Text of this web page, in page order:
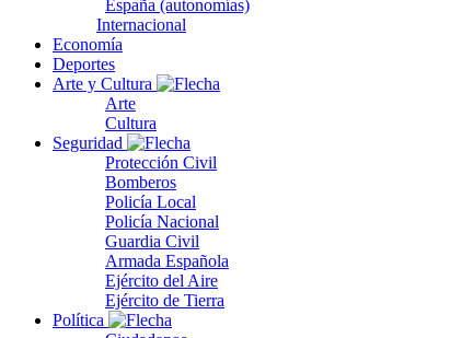
España (autonomías)
Internacional
Economía
Deportes
Arte y Cultura
Arte
Cultura
Seguridad
Protección Civil
Bomberos
Policía Local
Policía Nacional
Guardia Civil
Armada Española
Ejército del Aire
Ejército de Tierra
Política